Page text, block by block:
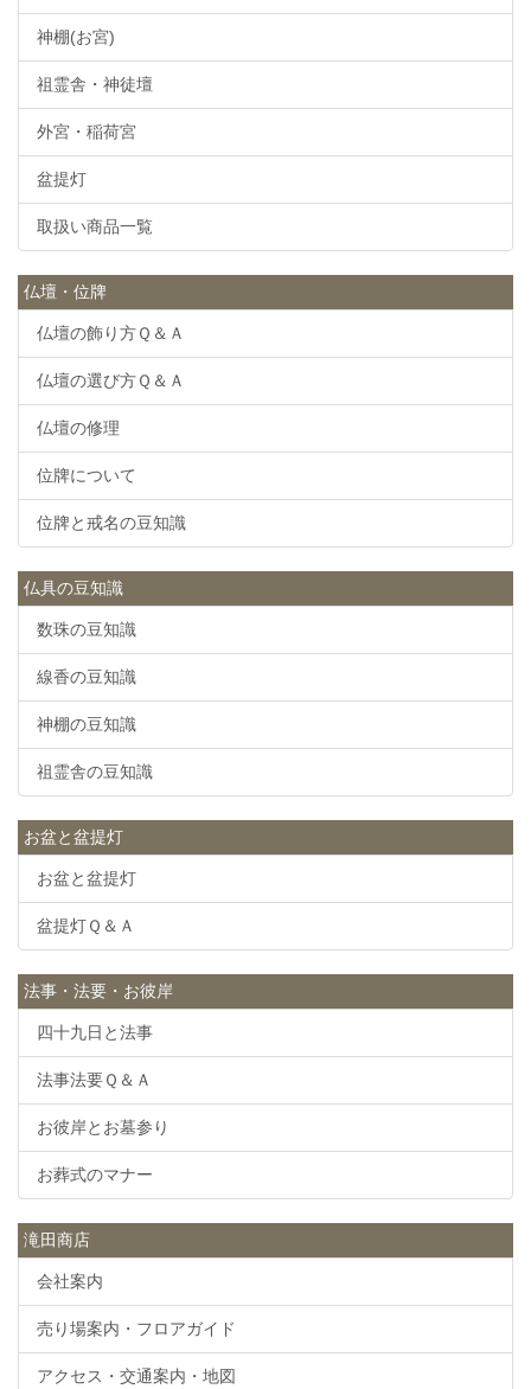
神棚(お宮)
祖霊舎・神徒壇
外宮・稲荷宮
盆提灯
取扱い商品一覧
仏壇・位牌
仏壇の飾り方Ｑ＆Ａ
仏壇の選び方Ｑ＆Ａ
仏壇の修理
位牌について
位牌と戒名の豆知識
仏具の豆知識
数珠の豆知識
線香の豆知識
神棚の豆知識
祖霊舎の豆知識
お盆と盆提灯
お盆と盆提灯
盆提灯Ｑ＆Ａ
法事・法要・お彼岸
四十九日と法事
法事法要Ｑ＆Ａ
お彼岸とお墓参り
お葬式のマナー
滝田商店
会社案内
売り場案内・フロアガイド
アクセス・交通案内・地図